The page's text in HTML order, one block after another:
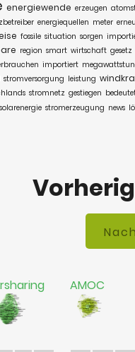
energiewende erzeugen
energiequellen meter
fossile situation sorgen
region smart wirtschaft gesetz
importiert
stromversorgung leistung
stromnetz gestiegen
solarenergie stromerzeugung news
AMOC